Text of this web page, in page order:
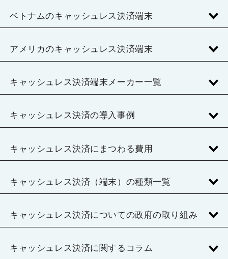
ベトナムのキャッシュレス決済端末
アメリカのキャッシュレス決済端末
キャッシュレス決済端末メーカー一覧
キャッシュレス決済の導入事例
キャッシュレス決済にまつわる費用
キャッシュレス決済（端末）の種類一覧
キャッシュレス決済についての政府の取り組み
キャッシュレス決済に関するコラム